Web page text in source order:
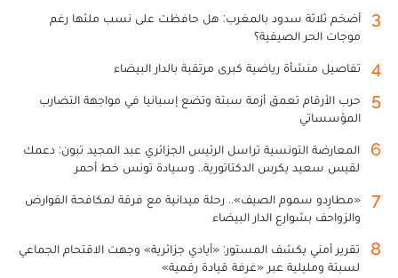
3
أضخم ثلاثة سدود بالمغرب: هل حافظت على نسب ملئها رغم
موجات الحر الصيفية؟
4 تفاصيل منشأة رياضية كبرى مرتقبة بالدار البيضاء
5
حرب الأرقام تعمق أزمة سبتة وتضع إسبانيا في مواجهة التضارب
المؤسساتي
6
المعارضة التونسية تراسل الرئيس الجزائري عبد المجيد تبون: دعمك
لقيس سعيد يكرس الدكتاتورية.. وسيادة تونس خط أحمر
7
«مطارِدو سموم الصيف».. رحلة ميدانية مع فرقة لمكافحة القوارض
والزواحف بشوارع الدار البيضاء
8
تقرير أمني يكشف المستور: «أيادي جزائرية» وجهت الاقتحام الجماعي
لسبتة ومليلية عبر «غرفة قيادة رقمية»